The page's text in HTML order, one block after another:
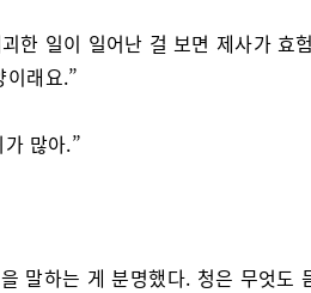
한 일이 일어난 걸 보면 제사가 효
이래요.”
많아.”
말하는 게 분명했다. 청은 무엇도